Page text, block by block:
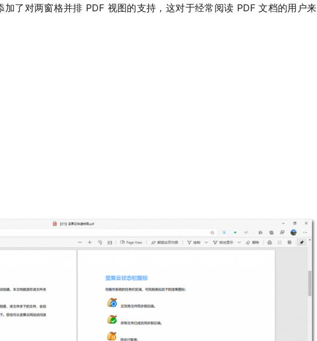
了对两窗格并排 PDF 视图的支持，这对于经常阅读 PDF 文档的用户来